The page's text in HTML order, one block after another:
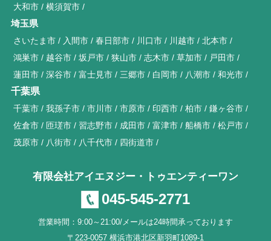
大和市
横須賀市
埼玉県
さいたま市 入間市 春日部市 川口市 川越市
北本市
鴻巣市
越谷市 坂戸市 狭山市 志木市 草加市
戸田市
蓮田市
深谷市 富士見市 三郷市 白岡市 八潮市 和光市
千葉県
千葉市 我孫子市 市川市 市原市 印西市 柏市
鎌ヶ谷市
佐倉市
匝瑳市 習志野市 成田市 富津市 船橋市
松戸市
茂原市
八街市 八千代市 四街道市
有限会社アイエヌジー・トゥエンティーワン
045-545-2771
営業時間：9:00～21:00/メールは24時間承っております
〒223-0057 横浜市港北区新羽町1089-1